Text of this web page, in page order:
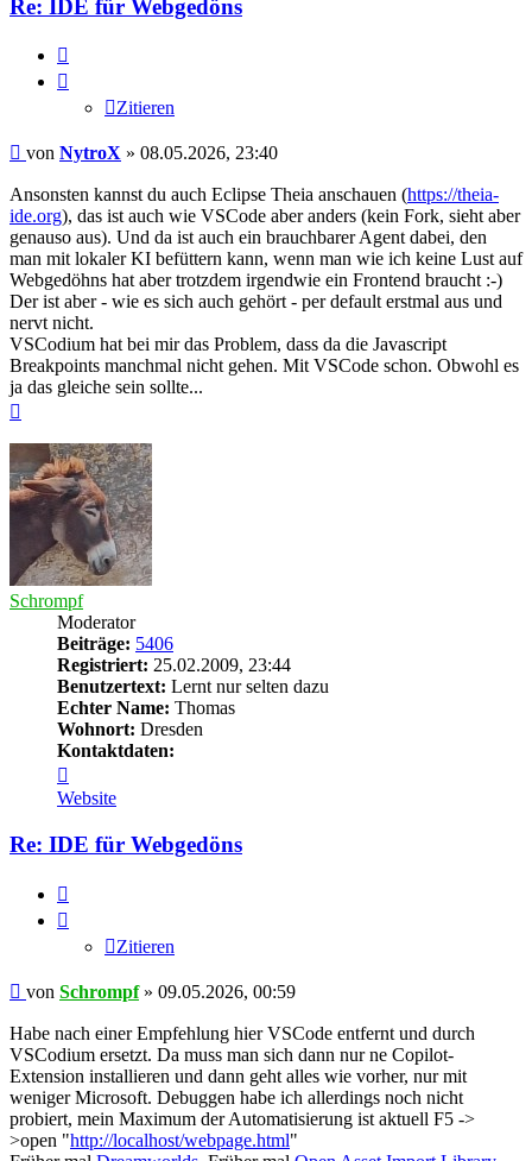
Re: IDE für Webgedöns
Zitieren
Beitrag
von NytroX » 08.05.2026, 23:40
Ansonsten kannst du auch Eclipse Theia anschauen (https://theia-
ide.org), das ist auch wie VSCode aber anders (kein Fork, sieht aber
genauso aus). Und da ist auch ein brauchbarer Agent dabei, den
man mit lokaler KI befüttern kann, wenn man wie ich keine Lust auf
Webgedöhns hat aber trotzdem irgendwie ein Frontend braucht :-)
Der ist aber - wie es sich auch gehört - per default erstmal aus und
nervt nicht.
VSCodium hat bei mir das Problem, dass da die Javascript
Breakpoints manchmal nicht gehen. Mit VSCode schon. Obwohl es
ja das gleiche sein sollte...
Schrompf
Moderator
Beiträge: 5406
Registriert: 25.02.2009, 23:44
Benutzertext: Lernt nur selten dazu
Echter Name: Thomas
Wohnort: Dresden
Kontaktdaten:
von
Schrompf
Website
Re: IDE für Webgedöns
Zitieren
Beitrag
von Schrompf» 09.05.2026, 00:59
Habe nach einer Empfehlung hier VSCode entfernt und durch
VSCodium ersetzt. Da muss man sich dann nur ne Copilot-
Extension installieren und dann geht alles wie vorher, nur mit
weniger Microsoft. Debuggen habe ich allerdings noch nicht
probiert, mein Maximum der Automatisierung ist aktuell F5 ->
>open "http://localhost/webpage.html"